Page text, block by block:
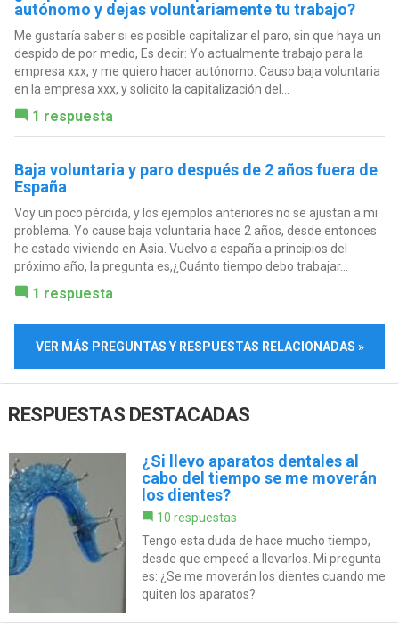
autónomo y dejas voluntariamente tu trabajo?
Me gustaría saber si es posible capitalizar el paro, sin que haya un
despido de por medio, Es decir: Yo actualmente trabajo para la
empresa xxx, y me quiero hacer autónomo. Causo baja voluntaria
en la empresa xxx, y solicito la capitalización del...
1 respuesta
Baja voluntaria y paro después de 2 años fuera de
España
Voy un poco pérdida, y los ejemplos anteriores no se ajustan a mi
problema. Yo cause baja voluntaria hace 2 años, desde entonces
he estado viviendo en Asia. Vuelvo a españa a principios del
próximo año, la pregunta es,¿Cuánto tiempo debo trabajar...
1 respuesta
VER MÁS PREGUNTAS Y RESPUESTAS RELACIONADAS »
RESPUESTAS DESTACADAS
¿Si llevo aparatos dentales al
cabo del tiempo se me moverán
los dientes?
10 respuestas
Tengo esta duda de hace mucho tiempo,
desde que empecé a llevarlos. Mi pregunta
es: ¿Se me moverán los dientes cuando me
quiten los aparatos?